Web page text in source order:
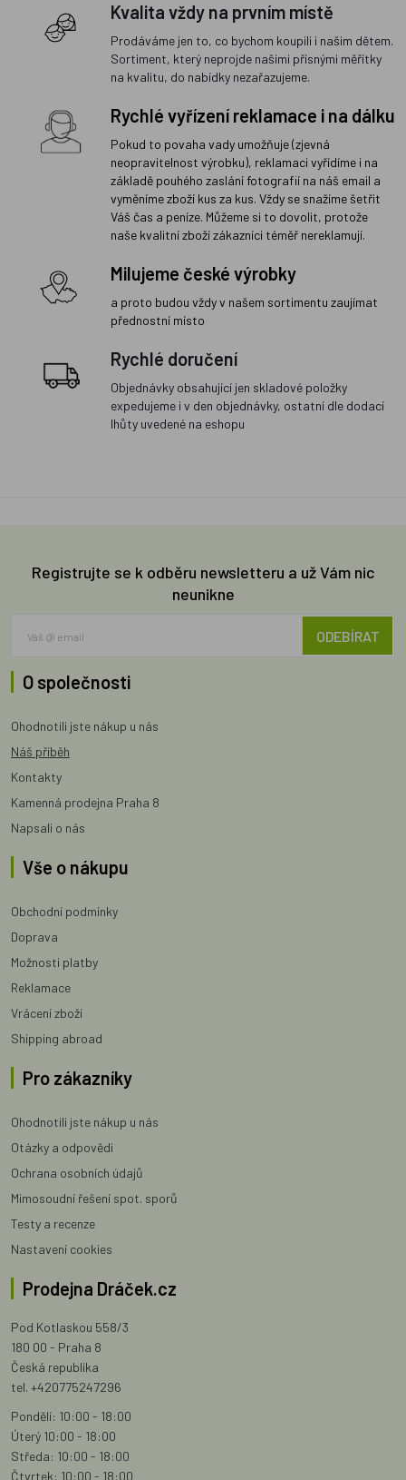
Kvalita vždy na prvním místě
Prodáváme jen to, co bychom koupili i našim dětem.
Sortiment, který neprojde našimi přísnými měřítky
na kvalitu, do nabídky nezařazujeme.
Rychlé vyřízení reklamace i na dálku
Pokud to povaha vady umožňuje (zjevná
neopravitelnost výrobku), reklamaci vyřídíme i na
základě pouhého zaslání fotografií na náš email a
vyměníme zboží kus za kus. Vždy se snažíme šetřit
Váš čas a peníze. Můžeme si to dovolit, protože
naše kvalitní zboží zákazníci téměř nereklamují.
Milujeme české výrobky
a proto budou vždy v našem sortimentu zaujímat
přednostní místo
Rychlé doručení
Objednávky obsahující jen skladové položky
expedujeme i v den objednávky, ostatní dle dodací
lhůty uvedené na eshopu
Registrujte se k odběru newsletteru a už Vám nic
neunikne
ODEBÍRAT
O společnosti
Ohodnotili jste nákup u nás
Náš příběh
Kontakty
Kamenná prodejna Praha 8
Napsali o nás
Vše o nákupu
Obchodní podmínky
Doprava
Možnosti platby
Reklamace
Vrácení zboží
Shipping abroad
Pro zákazníky
Ohodnotili jste nákup u nás
Otázky a odpovědi
Ochrana osobních údajů
Mimosoudní řešení spot. sporů
Testy a recenze
Nastavení cookies
Prodejna Dráček.cz
Pod Kotlaskou 558/3
180 00 - Praha 8
Česká republika
tel. +420775247296
Pondělí: 10:00 - 18:00
Úterý 10:00 - 18:00
Středa: 10:00 - 18:00
Čtvrtek: 10:00 - 18:00